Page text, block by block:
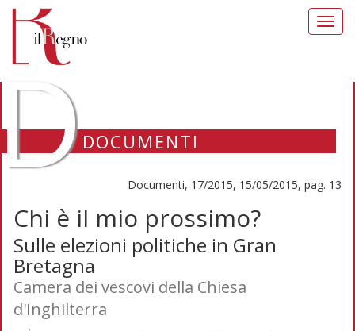
DOCUMENTI
Documenti, 17/2015, 15/05/2015, pag. 13
Chi è il mio prossimo?
Sulle elezioni politiche in Gran
Bretagna
Camera dei vescovi della Chiesa
d'Inghilterra